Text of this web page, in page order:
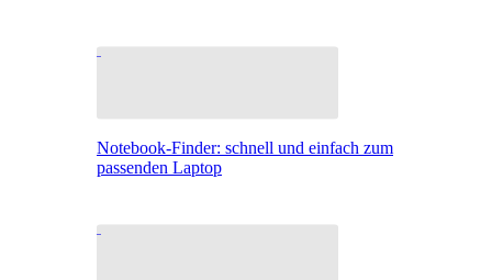
Notebook-Finder: schnell und einfach zum
passenden Laptop